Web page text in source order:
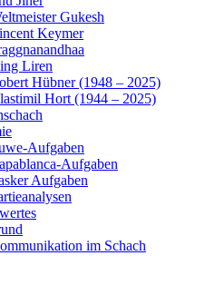
Gukesh
Keymer
Liren
Hübner (1948 – 2025)
Hort (1944 – 2025)
Aufgaben
Aufgaben
Aufgaben
im Schach